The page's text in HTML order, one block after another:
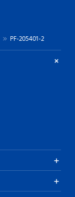
PF-205401-2